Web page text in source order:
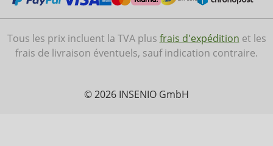
Tous les prix incluent la TVA plus frais d'expédition et les
frais de livraison éventuels, sauf indication contraire.
© 2026 INSENIO GmbH